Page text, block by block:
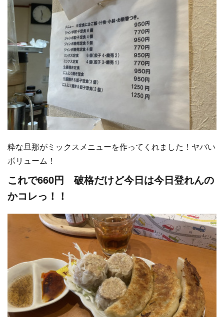
粋な旦那がミックスメニューを作ってくれました！ヤバい
ボリューム！
これで660円 破格だけど今日は今日登れんの
かコレっ！！